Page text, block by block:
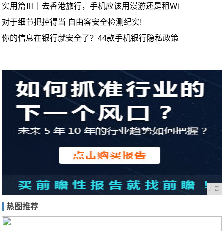
实用篇Ⅲ｜去香港旅行，手机应该用漫游还是租Wi
对于细节把控得当 自由客安全检测纪实!
你的信息在银行就安全了？44款手机银行隐私政策
广告
热图推荐